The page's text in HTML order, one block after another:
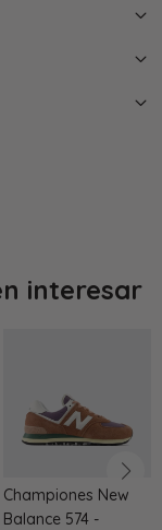
interesar
Championes New
Balance 574 -